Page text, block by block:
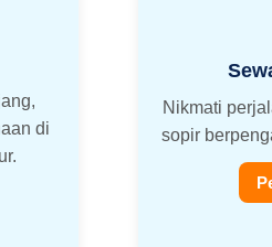
di
Nikmati
sopir